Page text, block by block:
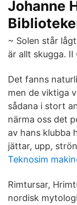
Johanne
~ Solen står
är allt skugga. II
Det fanns
men de viktiga
sådana i stort
närma oss det
av hans klubba
jättar, upp,
Teknosim
Rimtursar,
nordisk